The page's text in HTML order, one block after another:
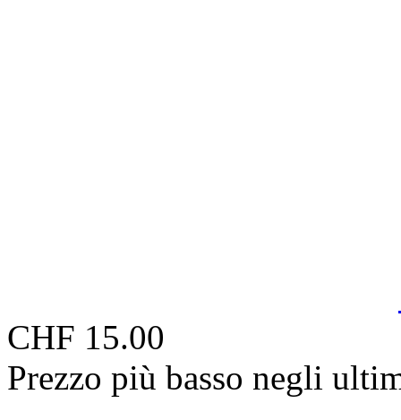
CHF 15.00
Prezzo più basso negli